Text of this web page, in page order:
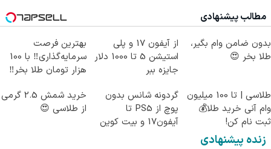
مطالب پیشنهادی
بدون ضامن وام بگیر،
طلا بخر 😍
از آیفون 17 و پلی
استیشن 5 تا 1000 دلار
جایزه ببر
بهترین فرصت
سرمایه‌گذاری‼️ با 100
هزار تومان طلا بخر‼️
طلاسی | تا 100 میلیون
وام آنی خرید طلا💰
ثبت نام کن!
گردونه شانس بدون
پوچ از PS5 تا
آیفون17 و بیت کوین
خرید شمش 2.5 گرمی
از طلاسی 😍
زنده پیشنهادی